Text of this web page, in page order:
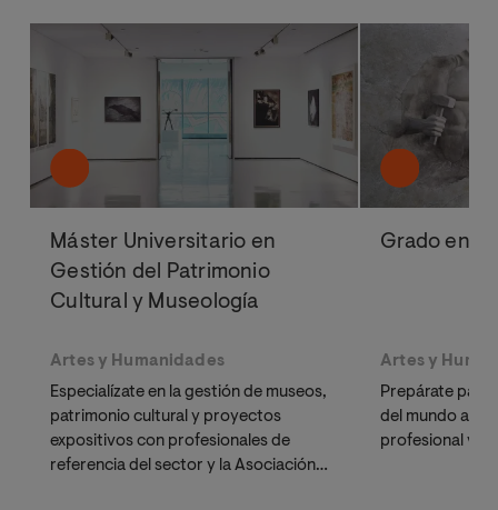
Máster Universitario en
Gestión del Patrimonio
Cultural y Museología
Artes y Humanidades
Especialízate en la gestión de museos,
patrimonio cultural y proyectos
expositivos con profesionales de
referencia del sector y la Asociación
Grado en
Artes y
Prepárate para
del mundo
profesional